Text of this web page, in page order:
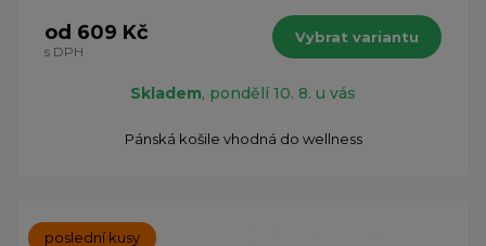
od 609 Kč
s DPH
Vybrat variantu
Skladem, pondělí 10. 8. u vás
Pánská košile vhodná do wellness
poslední kusy